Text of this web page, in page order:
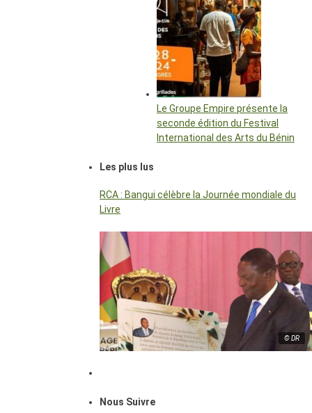
Le Groupe Empire présente la
seconde édition du Festival
International des Arts du Bénin
Les plus lus
RCA : Bangui célèbre la Journée mondiale du
Livre
© DR
Nous Suivre